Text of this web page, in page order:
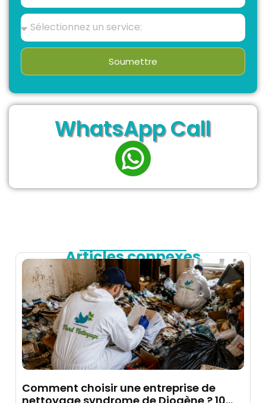
Soumettre
WhatsApp Call
Articles connexes
Comment choisir une entreprise de
nettoyage syndrome de Diogène ? 10